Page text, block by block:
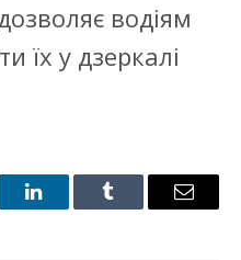
водіям
їх у дзеркалі
LinkedInTumblr Email